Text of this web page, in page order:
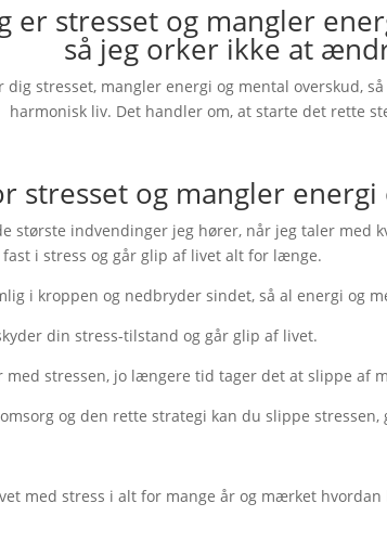
er stresset og mangler
så jeg orker ikke at
dig stresset, mangler energi og mental overskud,
harmonisk liv. Det handler om, at starte det rette
stresset og mangler
største indvendinger jeg hører, når jeg taler med
i stress og går glip af livet alt for længe.
i kroppen og nedbryder sindet, så al energi og
din stress-tilstand og går glip af livet.
med stressen, jo længere tid tager det at slippe af
og den rette strategi kan du slippe
med stress i alt for mange år og mærket